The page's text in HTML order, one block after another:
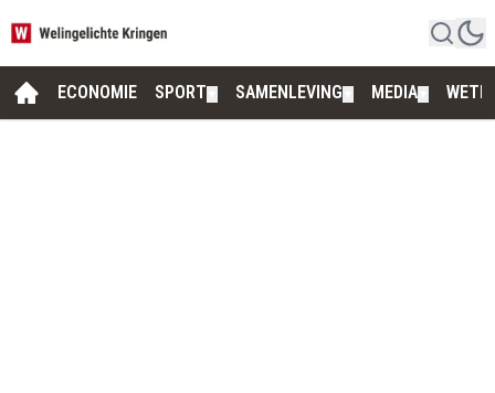
ECONOMIE SPORT SAMENLEVING MEDIA